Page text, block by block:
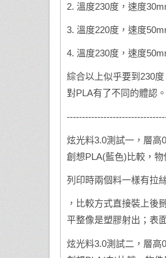
2. 溫度230度，速度
3. 溫度220度，速度
4. 溫度230度，速度
綜合以上似乎要到230
對PLA有了不同的體認。
炫光料3.0測試一，層高
創想PLA(藍色)比較，
列印時兩個料一樣有拉
，比較方式直接裝上後
平整像是塑膠射出；表
炫光料3.0測試二，層高